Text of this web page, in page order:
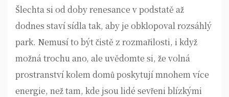
Šlechta si od doby renesance v podstatě až
dodnes staví sídla tak, aby je obklopoval rozsáhlý
park. Nemusí to být čistě z rozmařilosti, i když
možná trochu ano, ale uvědomte si, že volná
prostranství kolem domů poskytují mnohem více
energie, než tam, kde jsou lidé sevřeni blízkými